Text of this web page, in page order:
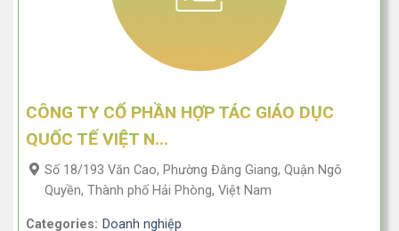
CÔNG TY CỔ PHẦN HỢP TÁC GIÁO DỤC
QUỐC TẾ VIỆT N...
Số 18/193 Văn Cao, Phường Đằng Giang, Quận Ngô
Quyền, Thành phố Hải Phòng, Việt Nam
Categories: Doanh nghiệp